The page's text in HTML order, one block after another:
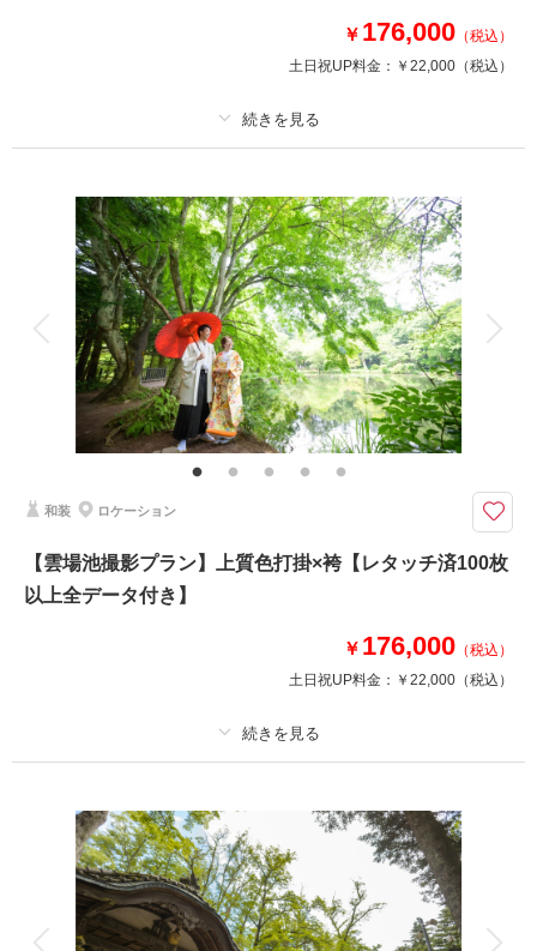
2024年7月22日
雲場池（長野）
相談予約する
来店・オンライン
撮影日の空き
を確認する
￥ 176,000 （税込）
土日祝UP料金： ￥22,000 （税込）
撮影料 新婦衣装1着 新郎衣装1着
着付け ヘアメイク 小物一式
アルバム データ 100 カット 台紙付写真
衣装追加 会食 挙式
家族と撮影 家族用衣装レンタル ペットと撮影
その他含むもの
ロケーション申請料金、ロケーション移動費
軽井沢らしい木立と美しい湖の景観が楽しめるロケーション
【プラン詳細（含まれるもの）】 写真撮影料/ 全データレタッチ納品 / ご
新郎衣装 / ご新婦衣装 / 着付け / ヘア＆メイクアップ /プランニング/撮影申
2026年5月14日
雲場池（長野）
相談予約する
来店・オンライン
撮影日の空き
を確認する
和装 ロケーション
【雲場池撮影プラン】上質色打掛×袴【レタッチ済100枚
以上全データ付き】
￥ 176,000 （税込）
土日祝UP料金： ￥22,000 （税込）
撮影料 新郎衣装1着
着付け ヘアメイク 小物一式
アルバム データ 100 カット 台紙付写真
衣装追加 会食 挙式